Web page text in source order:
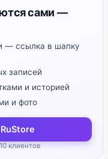
сами —
— ссылка в шапку
записей
и историей
и фото
клиентов